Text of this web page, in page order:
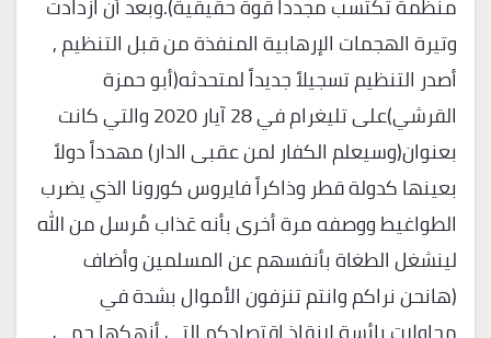
وتيرة الهجمات الإرهابية المنفذة من قبل التنظيم ,
أصدر التنظيم تسجيلاً جديداً لمتحدثه(أبو حمزة
القرشي)على تليغرام في 28 آيار 2020 والتي كانت
بعنوان(وسيعلم الكفار لمن عقبى الدار) مهدداً دولاً
بعينها كدولة قطر وذاكراً فايروس كورونا الذي يضرب
الطواغيط ووصفه مرة أخرى بأنه عَذاب مُرسل من الله
لينشغل الطغاة بأنفسهم عن المسلمين وأضاف
(هانحن نراكم وانتم تنزفون الأموال بشدة في